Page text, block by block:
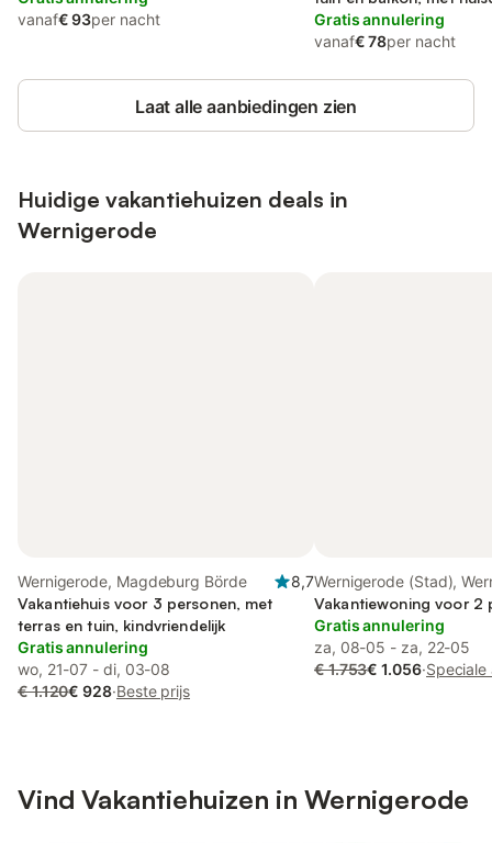
vanaf€ 93per nacht
Gratis annulering
vanaf€ 78per nacht
Laat alle aanbiedingen zien
Huidige vakantiehuizen deals in
Wernigerode
Wernigerode, Magdeburg Börde
8,7
Vakantiehuis voor 3 personen, met
terras en tuin, kindvriendelijk
Gratis annulering
wo, 21-07 - di, 03-08
€ 1.120€ 928·Beste prijs
Wernigerode (Stad),
Vakantiewoning voor 2
Gratis annulering
za, 08-05 - za, 22-05
€ 1.753€ 1.056·
Vind Vakantiehuizen in Wernigerode